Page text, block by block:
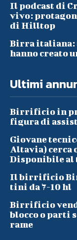
Il podcast di
vivo:
di Hilltop
Birra italiana:
hanno creato
Ultimi
Birrificio in
figura di
Giovane
Altavia) cerca
Disponibile
Il birrificio
tini da 7-10 hl
Birrificio
blocco o parti
rame